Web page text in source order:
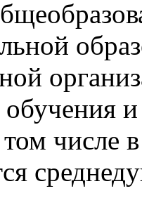
числе